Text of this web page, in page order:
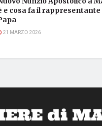
e cosa fa il rappresentante
21 MARZO 2026